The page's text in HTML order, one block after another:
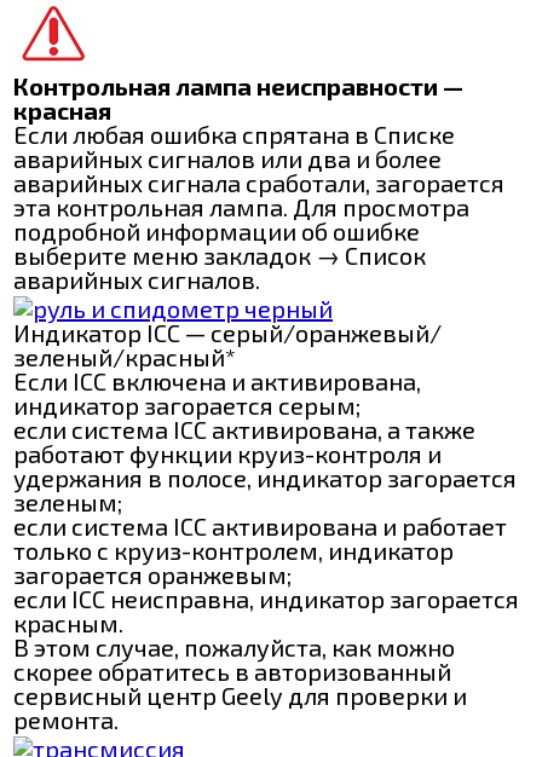
Контрольная лампа неисправности —
красная
Если любая ошибка спрятана в Списке
аварийных сигналов или два и более
аварийных сигнала сработали, загорается
эта контрольная лампа. Для просмотра
подробной информации об ошибке
выберите меню закладок → Список
аварийных сигналов.
Индикатор ICC — серый/оранжевый/
зеленый/красный*
Если ICC включена и активирована,
индикатор загорается серым;
если система ICC активирована, а также
работают функции круиз-контроля и
удержания в полосе, индикатор загорается
зеленым;
если система ICC активирована и работает
только с круиз-контролем, индикатор
загорается оранжевым;
если ICC неисправна, индикатор загорается
красным.
В этом случае, пожалуйста, как можно
скорее обратитесь в авторизованный
сервисный центр Geely для проверки и
ремонта.